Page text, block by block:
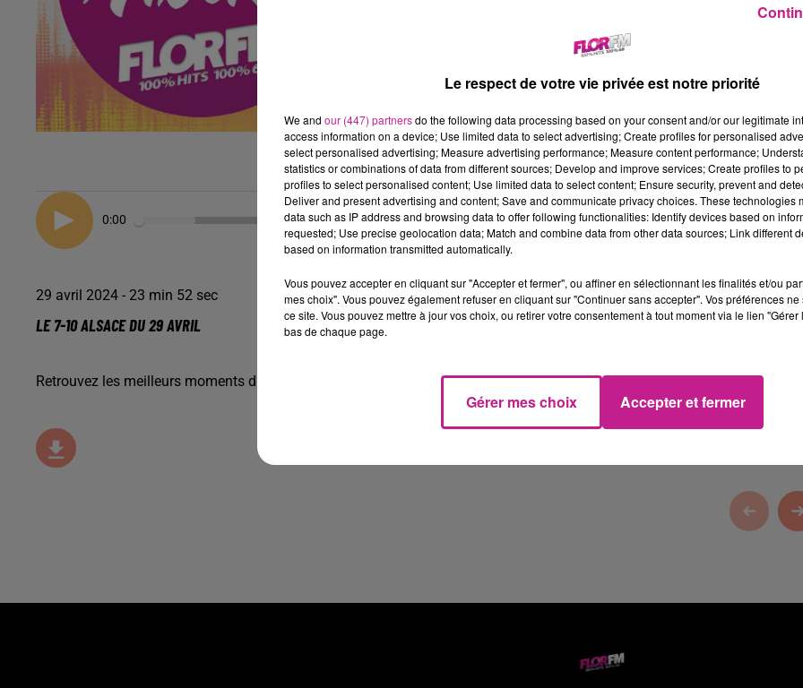
0:00 23 min 52
29 avril 2024 - 23 min 52 sec
LE 7-10 ALSACE DU 29 AVRIL
Retrouvez les meilleurs moments du 7-10 Alsace avec , votre façadier dans le Haut-Rhin.
Le respect de votre vie privée est notre priorité
We and our (447) partnersdo the following data processing based on your consent and/or our legitimate
access information on a device; Use limited data to select advertising; Create profiles for personalised
select personalised advertising; Measure advertising performance; Measure content performance;
statistics or combinations of data from different sources; Develop and improve services; Create profiles to
profiles to select personalised content; Use limited data to select content; Ensure security, prevent and
Deliver and present advertising and content; Save and communicate privacy choices. These technologies
data such as IP address and browsing data to offer following functionalities: Identify devices based on
requested; Use precise geolocation data; Match and combine data from other data sources; Link different
based on information transmitted automatically.
Vous pouvez accepter en cliquant sur "Accepter et fermer", ou affiner en sélectionnant les finalités et/ou
mes choix". Vous pouvez également refuser en cliquant sur "Continuer sans accepter". Vos préférences
ce site. Vous pouvez mettre à jour vos choix, ou retirer votre consentement à tout moment via le lien
bas de chaque page.
Gérer mes choix Accepter et fermer